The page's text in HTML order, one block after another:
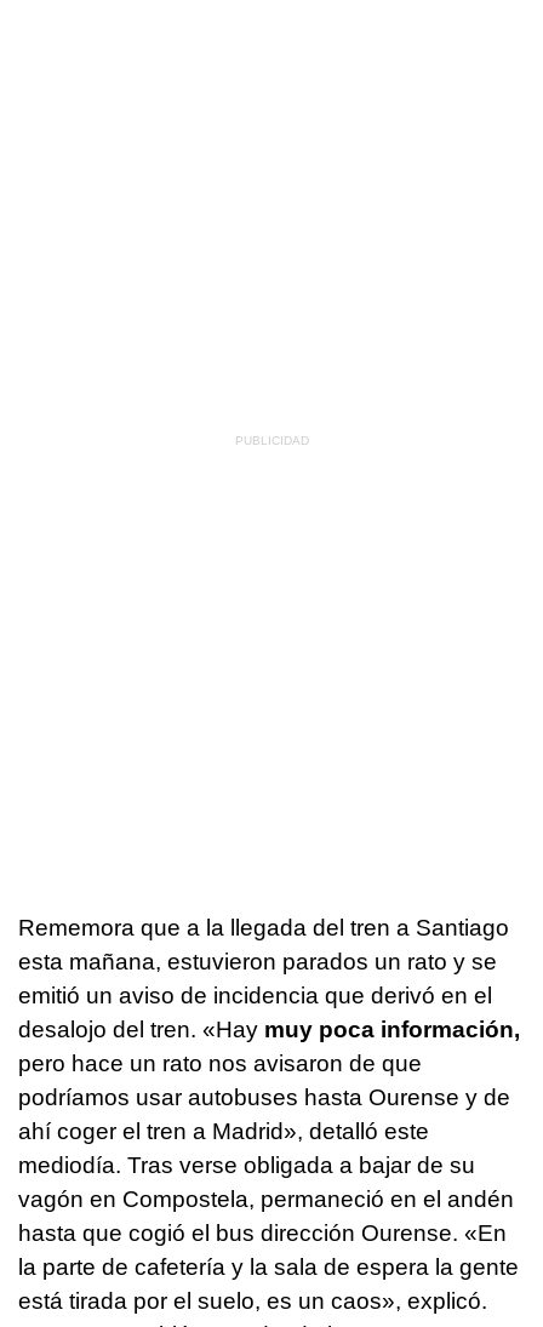
Rememora que a la llegada del tren a Santiago
esta mañana, estuvieron parados un rato y se
emitió un aviso de incidencia que derivó en el
desalojo del tren. «Hay muy poca información,
pero hace un rato nos avisaron de que
podríamos usar autobuses hasta Ourense y de
ahí coger el tren a Madrid», detalló este
mediodía. Tras verse obligada a bajar de su
vagón en Compostela, permaneció en el andén
hasta que cogió el bus dirección Ourense. «En
la parte de cafetería y la sala de espera la gente
está tirada por el suelo, es un caos», explicó.